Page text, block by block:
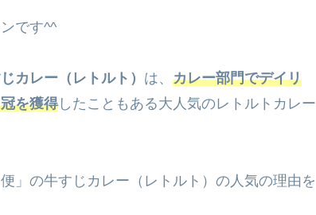
です^^
カレー（レトルト） は、 カレー部門でデイリ
を獲得したこともある大人気のレトルトカレー
」の牛すじカレー（レトルト）の人気の理由を